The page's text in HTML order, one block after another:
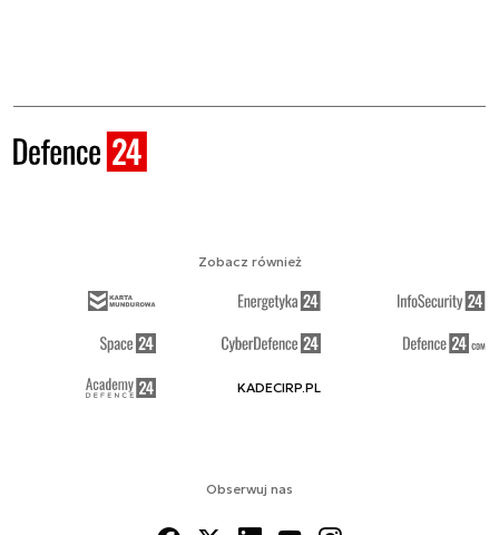
Obserwuj nas
Zobacz również
KADECIRP.PL